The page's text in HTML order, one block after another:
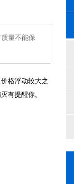
量不能保
格浮动较大之
有提醒你。